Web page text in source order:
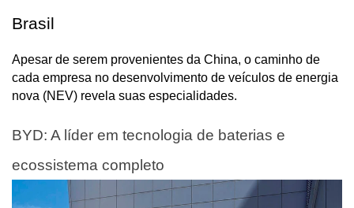
Brasil
Apesar de serem provenientes da China, o caminho de
cada empresa no desenvolvimento de veículos de energia
nova (NEV) revela suas especialidades.
BYD: A líder em tecnologia de baterias e
ecossistema completo